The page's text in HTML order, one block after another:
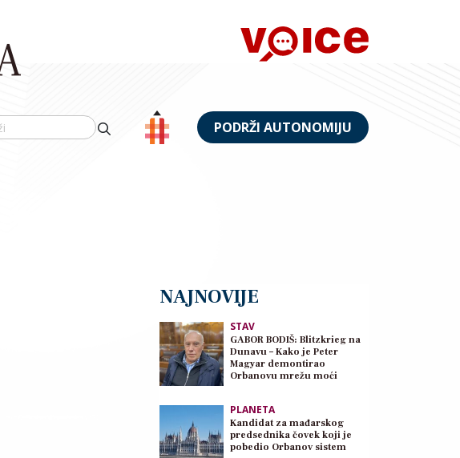
PODRŽI AUTONOMIJU
NAJNOVIJE
STAV
GABOR BODIŠ: Blitzkrieg na
Dunavu – Kako je Peter
Magyar demontirao
Orbanovu mrežu moći
PLANETA
Kandidat za mađarskog
predsednika čovek koji je
pobedio Orbanov sistem